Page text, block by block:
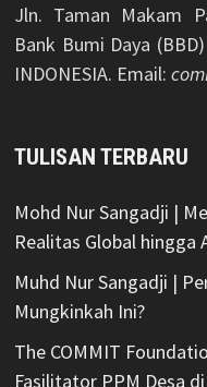
Jln. Taman Makam
Bank Bumi Daya
INDONESIA. Email:
TULISAN TERBARU
Mohd Nur Sangadji |
Realitas Global hingga
Muhd Nur Sangadji |
Mungkinkah Ini?
The COMMIT
Fasilitator PPM Desa